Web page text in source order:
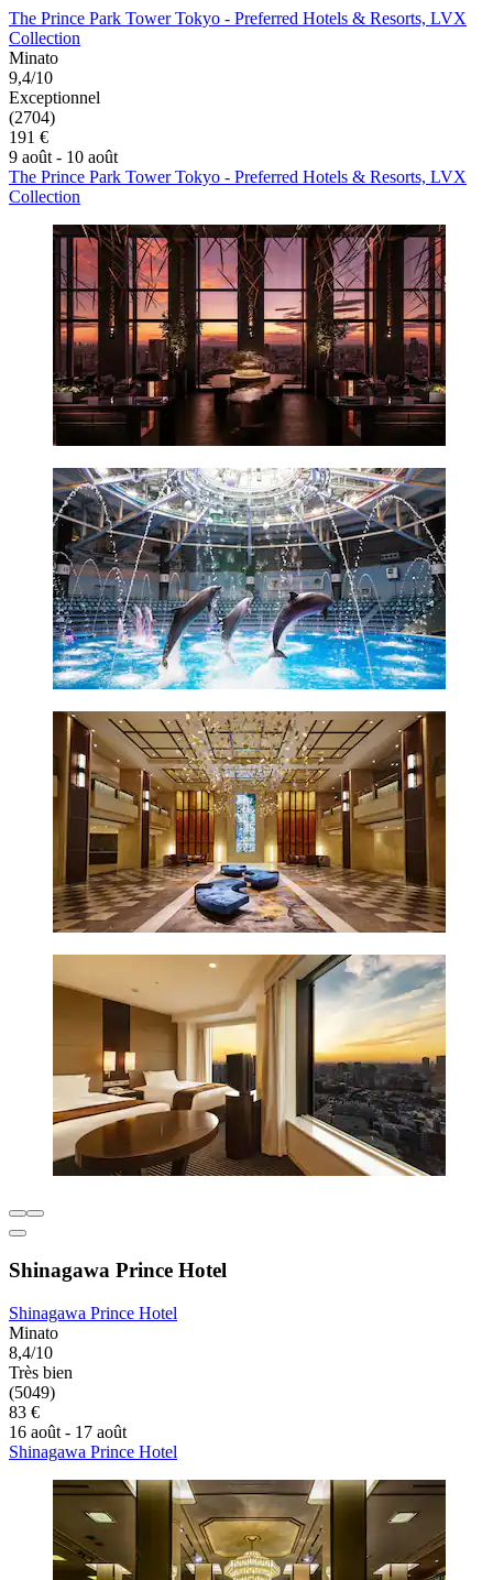
The Prince Park Tower Tokyo - Preferred Hotels & Resorts, LVX
Collection
Minato
9,4/10
Exceptionnel
(2704)
191 €
9 août - 10 août
The Prince Park Tower Tokyo - Preferred Hotels & Resorts, LVX
Collection
Shinagawa Prince Hotel
Shinagawa Prince Hotel
Minato
8,4/10
Très bien
(5049)
83 €
16 août - 17 août
Shinagawa Prince Hotel